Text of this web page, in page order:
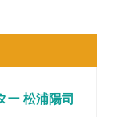
ー 松浦陽司